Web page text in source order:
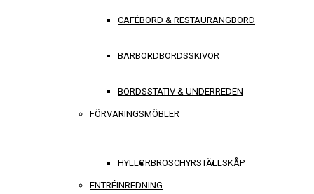
CAFÉBORD & RESTAURANGBORD
BARBORDBORDSSKIVOR
BORDSSTATIV & UNDERREDEN
FÖRVARINGSMÖBLER
HYLLORBROSCHYRSTÄLLSKÅP
ENTRÉINREDNING